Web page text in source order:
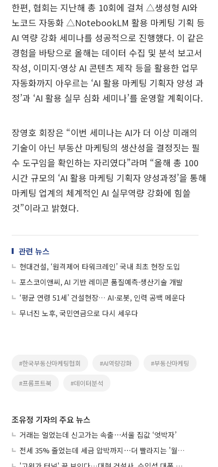
한편, 협회는 지난해 총 10회에 걸쳐 △생성형 AI와
노코드 자동화 △NotebookLM 활용 마케팅 기획 등
AI 역량 강화 세미나를 성공적으로 진행했다. 이 같은
경험을 바탕으로 올해는 데이터 수집 및 분석 보고서
작성, 이미지·영상 AI 콘텐츠 제작 등을 활용한 업무
자동화까지 아우르는 ‘AI 활용 마케팅 기획자 양성 과
정’과 ‘AI 활용 실무 심화 세미나’를 운영할 계획이다.
장영호 회장은 “이번 세미나는 AI가 더 이상 미래의
기술이 아닌 부동산 마케팅의 생산성을 결정짓는 필
수 도구임을 확인하는 자리였다”라며 “올해 총 100
시간 규모의 ‘AI 활용 마케팅 기획자 양성과정’을 통해
마케팅 업계의 체계적인 AI 실무역량 강화에 힘쓸
것”이라고 밝혔다.
관련 뉴스
현대건설, ‘원격제어 타워크레인’ 국내 최초 현장 도입
포스코이앤씨, AI 기반 레미콘 품질예측·생산기술 개발
‘평균 연령 51세’ 건설현장… AI·로봇, 인력 공백 메운다
무너진 노후, 국민연금으로 다시 세우다
#한국부동산마케팅협회 #AI역량강화 #부동산마케팅
#프롬프트북 #데이터분석
조유정 기자의 주요 뉴스
거래는 얼었는데 신고가는 속출⋯서울 집값 ‘엇박자’
전세 35% 줄었는데 세금 압박까지⋯더 빨라지는 '월세화'